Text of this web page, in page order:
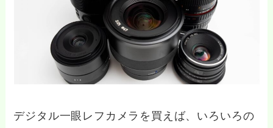
デジタル一眼レフカメラを買えば、いろいろの